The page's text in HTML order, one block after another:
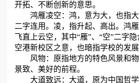
开拓、不断创新的意思。
鸿雁凌空：鸿，意为大，也指大
二字连用。凌，指升起、高出。鸿
飞直上云空，其中“雁”、“空”二字隐
空港新校区之意，也暗指学校的发展
风物：原指地方的特色风景和物
景致、美好的前程。
大道致远：大道，原为中国哲学